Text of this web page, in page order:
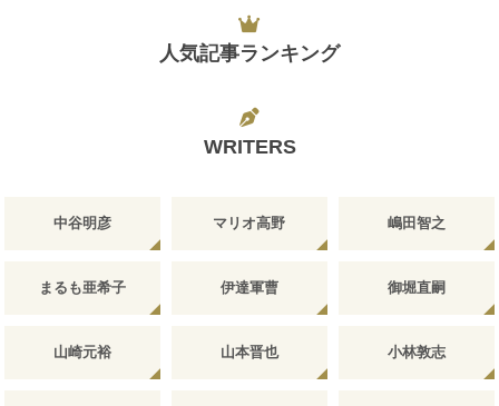
人気記事ランキング
WRITERS
中谷明彦 マリオ高野 嶋田智之
まるも亜希子 伊達軍曹 御堀直嗣
山崎元裕 山本晋也 小林敦志